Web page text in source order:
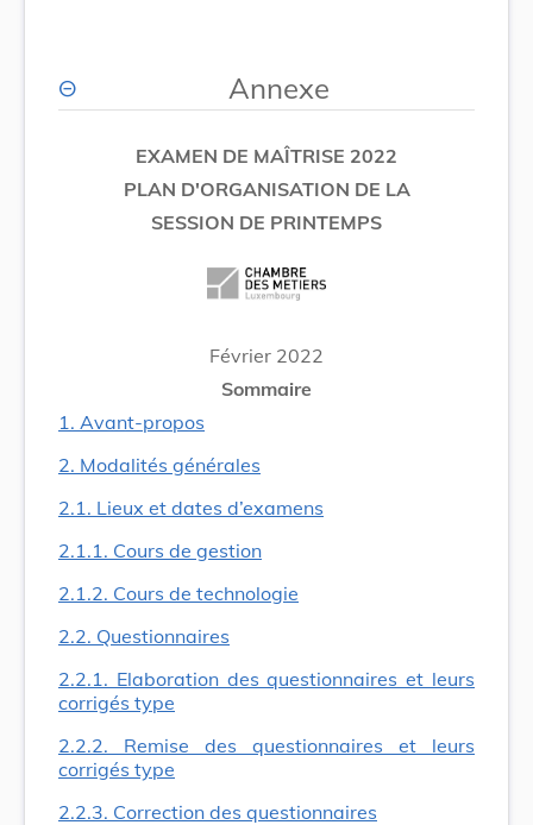
Annexe
EXAMEN DE MAÎTRISE 2022
PLAN D'ORGANISATION DE LA
SESSION DE PRINTEMPS
Février 2022
Sommaire
1. Avant-propos
2. Modalités générales
2.1. Lieux et dates d’examens
2.1.1. Cours de gestion
2.1.2. Cours de technologie
2.2. Questionnaires
2.2.1. Elaboration des questionnaires et leurs
corrigés type
2.2.2. Remise des questionnaires et leurs
corrigés type
2.2.3. Correction des questionnaires